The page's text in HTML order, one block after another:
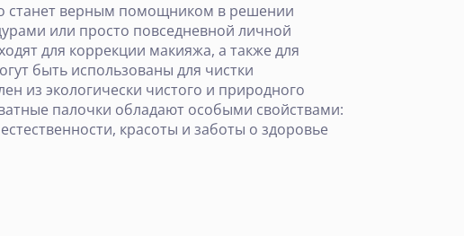
станет верным помощником в решении
или просто повседневной личной
для коррекции макияжа, а также для
быть использованы для чистки
из экологически чистого и природного
палочки обладают особыми свойствами:
красоты и заботы о здоровье